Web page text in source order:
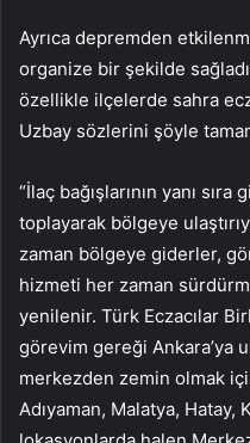
Ayrıca depremden
organize bir şekilde
özellikle ilçelerde sahra
Uzbay sözlerini şöyle
“İlaç bağışlarının yanı
toplayarak bölgeye
zaman bölgeye giderler,
hizmeti her zaman
yenilenir. Türk Eczacılar
görevim gereği Ankara’ya
merkezden zemin olmak
Adıyaman, Malatya,